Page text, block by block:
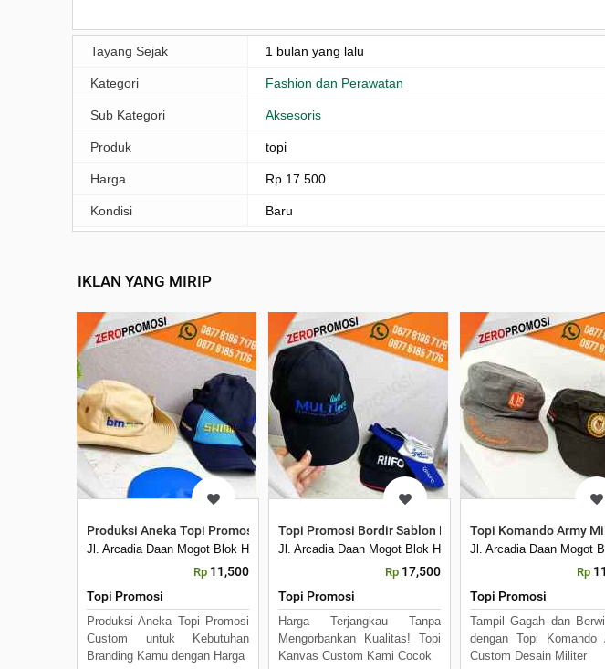
Tayang Sejak 1 bulan yang lalu
Kategori Fashion dan Perawatan
Sub Kategori Aksesoris
Produk topi
Harga Rp 17.500
Kondisi Baru
IKLAN YANG MIRIP
Produksi Aneka Topi Promosi Custom untuk Branding Perusahaan Kamu
Jl. Arcadia Daan Mogot Blok H7 No 16 Daan Mogot Km 21. Kecamatan Cetak Mug Keramik Bisa
Rp 11,500
Topi Promosi
Produksi Aneka Topi Promosi
Custom untuk Kebutuhan
Branding Kamu dengan Harga
Topi Promosi Bordir Sablon Bisa Desain Sendiri
Jl. Arcadia Daan Mogot Blok H7 No 16 Daan Mogot Km 21.
Rp 17,500
Topi Promosi
Harga Terjangkau Tanpa
Mengorbankan Kualitas! Topi
Kanvas Custom Kami Cocok
Topi Komando Army
Jl. Arcadia Daan Mogot
Rp
Topi Promosi
Tampil Gagah dan
dengan Topi Komando
Custom Desain Militer